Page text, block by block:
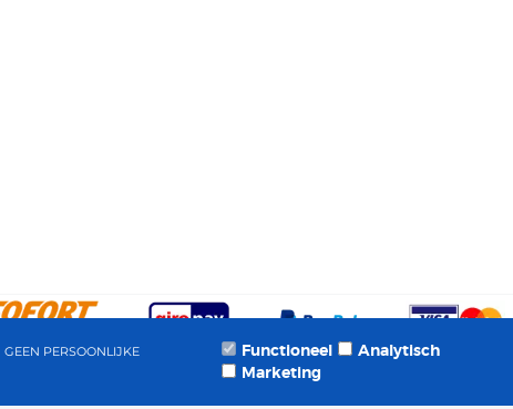
PERSOONLIJKE Functioneel
Analytisch
Marketing